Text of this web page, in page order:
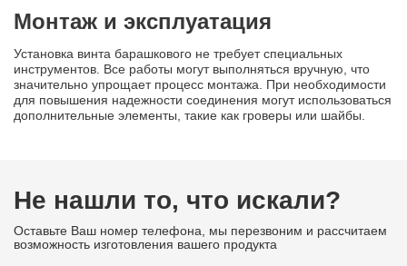
Монтаж и эксплуатация
Установка винта барашкового не требует специальных
инструментов. Все работы могут выполняться вручную, что
значительно упрощает процесс монтажа. При необходимости
для повышения надежности соединения могут использоваться
дополнительные элементы, такие как гроверы или шайбы.
Не нашли то, что искали?
Оставьте Ваш номер телефона, мы перезвоним и рассчитаем
возможность изготовления вашего продукта